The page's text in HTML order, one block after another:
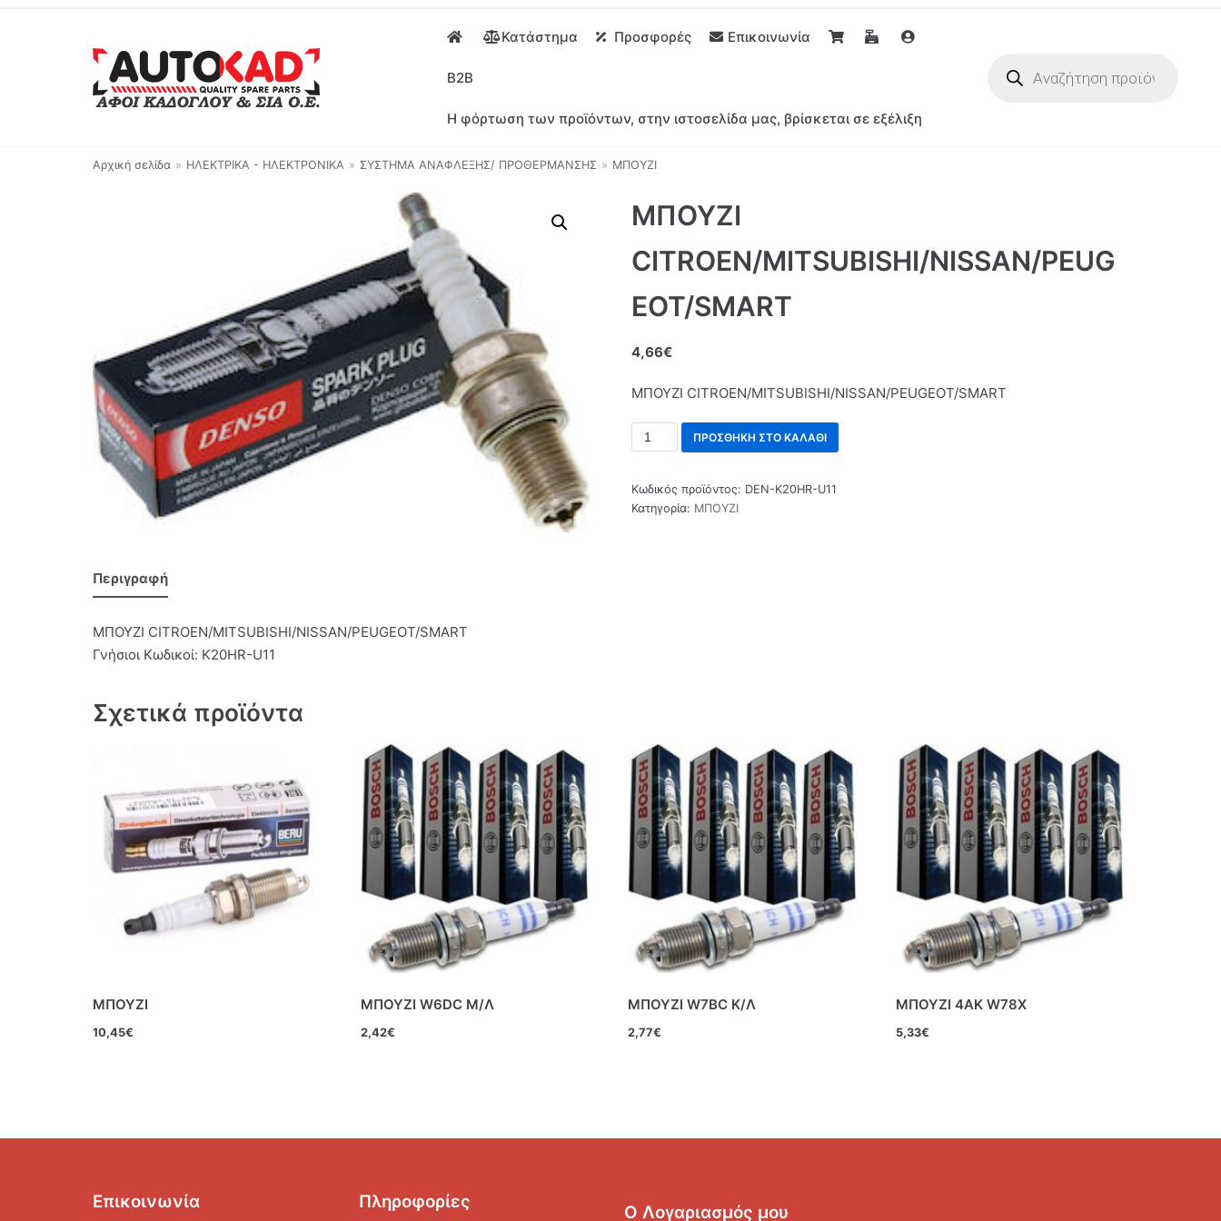
Κατάστημα Προσφορές Επικοινωνία
B2B
Η φόρτωση των προϊόντων, στην ιστοσελίδα μας, βρίσκεται σε εξέλιξη
Αρχική σελίδα » ΗΛΕΚΤΡΙΚΑ - ΗΛΕΚΤΡΟΝΙΚΑ » ΣΥΣΤΗΜΑ ΑΝΑΦΛΕΞΗΣ/ ΠΡΟΘΕΡΜΑΝΣΗΣ » ΜΠΟΥΖΙ
ΜΠΟΥΖΙ
CITROEN/MITSUBISHI/NISSAN/PEUG
EOT/SMART
4,66€
ΜΠΟΥΖΙ CITROEN/MITSUBISHI/NISSAN/PEUGEOT/SMART
ΠΡΟΣΘΉΚΗ ΣΤΟ ΚΑΛΆΘΙ
Κωδικός προϊόντος: DEN-K20HR-U11
Κατηγορία: ΜΠΟΥΖΙ
Περιγραφή
ΜΠΟΥΖΙ CITROEN/MITSUBISHI/NISSAN/PEUGEOT/SMART
Γνήσιοι Κωδικοί: K20HR-U11
Σχετικά προϊόντα
ΜΠΟΥΖΙ
10,45€
ΜΠΟΥΖΙ W6DC Μ/Λ
2,42€
ΜΠΟΥΖΙ W7BC Κ/Λ
2,77€
ΜΠΟΥΖΙ 4ΑΚ W78X
5,33€
Επικοινωνία Πληροφορίες
Ο Λογαριασμός μου